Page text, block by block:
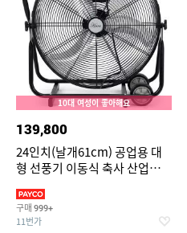
10대 여성이 좋아해요
139,800
24인치(날개61cm) 공업용 대
형 선풍기 이동식 축사 산업용
환풍기
구매 999+
11번가